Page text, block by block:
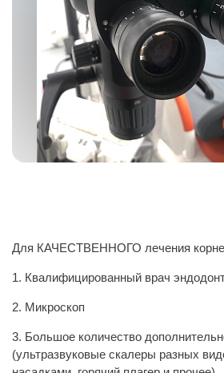
Для КАЧЕСТВЕННОГО лечения
1. Квалифицированный врач
2. Микроскоп
3. Большое количество
(ультразвуковые скалеры разных